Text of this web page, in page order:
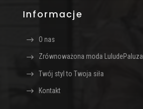
Informacje
O nas
Zrównoważona moda LuludePaluza
Twój styl to Twoja siła
Kontakt